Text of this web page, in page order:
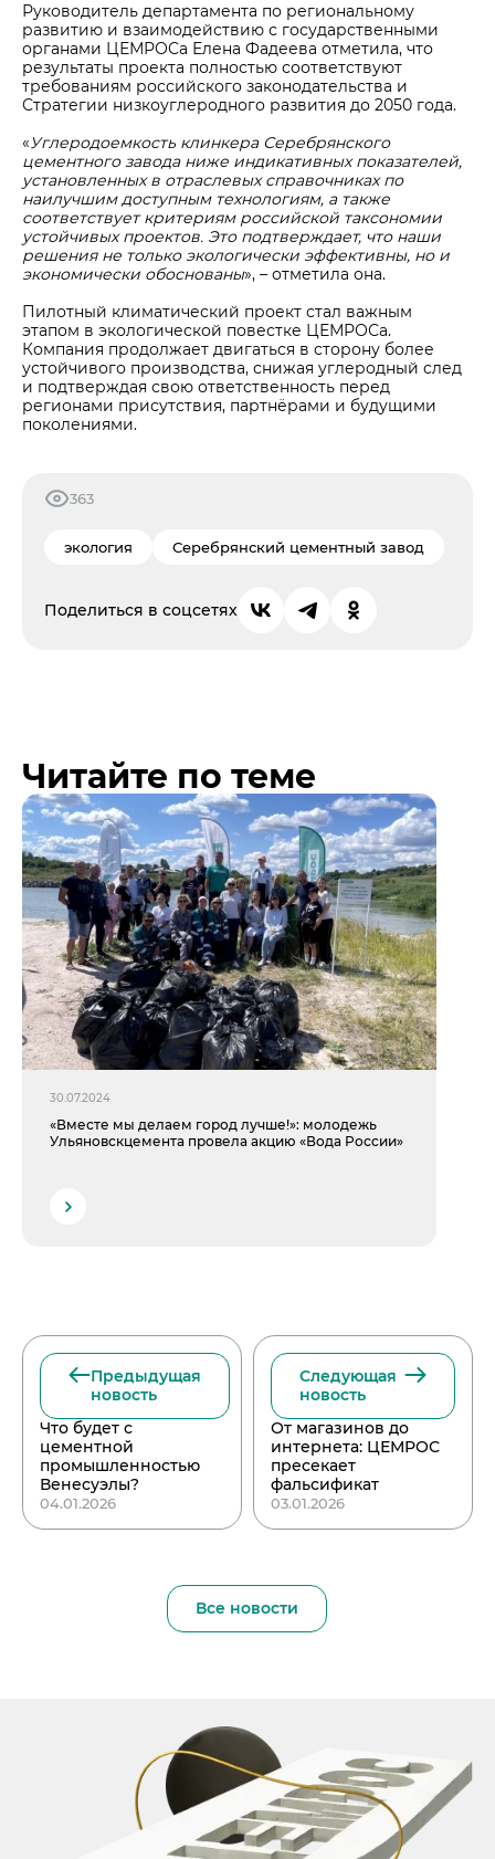
Руководитель департамента по региональному
развитию и взаимодействию с государственными
органами ЦЕМРОСа Елена Фадеева отметила, что
результаты проекта полностью соответствуют
требованиям российского законодательства и
Стратегии низкоуглеродного развития до 2050 года.
«Углеродоемкость клинкера Серебрянского
цементного завода ниже индикативных показателей,
установленных в отраслевых справочниках по
наилучшим доступным технологиям, а также
соответствует критериям российской таксономии
устойчивых проектов. Это подтверждает, что наши
решения не только экологически эффективны, но и
экономически обоснованы», – отметила она.
Пилотный климатический проект стал важным
этапом в экологической повестке ЦЕМРОСа.
Компания продолжает двигаться в сторону более
устойчивого производства, снижая углеродный след
и подтверждая свою ответственность перед
регионами присутствия, партнёрами и будущими
поколениями.
363
экология Серебрянский цементный завод
Поделиться в соцсетях
Читайте по теме
30.07.2024
«Вместе мы делаем город лучше!»: молодежь
Ульяновскцемента провела акцию «Вода России»
Предыдущая
новость
Что будет с
цементной
промышленностью
Венесуэлы?
04.01.2026
Следующая
новость
От магазинов до
интернета: ЦЕМРОС
пресекает
фальсификат
03.01.2026
Все новости